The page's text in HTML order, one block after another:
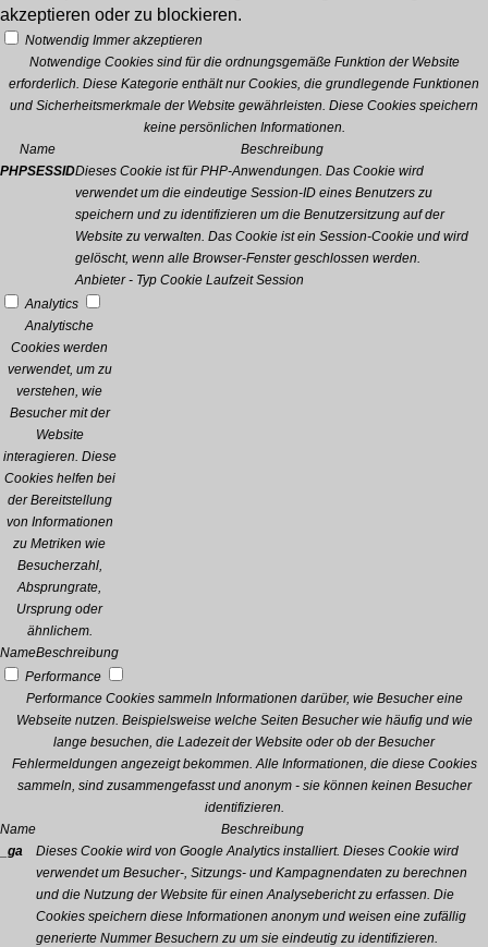
akzeptieren oder zu blockieren.
Notwendig Immer akzeptieren
Notwendige Cookies sind für die ordnungsgemäße Funktion der Website
erforderlich. Diese Kategorie enthält nur Cookies, die grundlegende Funktionen
und Sicherheitsmerkmale der Website gewährleisten. Diese Cookies speichern
keine persönlichen Informationen.
Name
Beschreibung
PHPSESSIDDieses Cookie ist für PHP-Anwendungen. Das Cookie wird
verwendet um die eindeutige Session-ID eines Benutzers zu
speichern und zu identifizieren um die Benutzersitzung auf der
Website zu verwalten. Das Cookie ist ein Session-Cookie und wird
gelöscht, wenn alle Browser-Fenster geschlossen werden.
Anbieter - Typ Cookie Laufzeit Session
Analytics
Analytische
Cookies werden
verwendet, um zu
verstehen, wie
Besucher mit der
Website
interagieren. Diese
Cookies helfen bei
der Bereitstellung
von Informationen
zu Metriken wie
Besucherzahl,
Absprungrate,
Ursprung oder
ähnlichem.
NameBeschreibung
Performance
Performance Cookies sammeln Informationen darüber, wie Besucher eine
Webseite nutzen. Beispielsweise welche Seiten Besucher wie häufig und wie
lange besuchen, die Ladezeit der Website oder ob der Besucher
Fehlermeldungen angezeigt bekommen. Alle Informationen, die diese Cookies
sammeln, sind zusammengefasst und anonym - sie können keinen Besucher
identifizieren.
Name
Beschreibung
_ga
Dieses Cookie wird von Google Analytics installiert. Dieses Cookie wird
verwendet um Besucher-, Sitzungs- und Kampagnendaten zu berechnen
und die Nutzung der Website für einen Analysebericht zu erfassen. Die
Cookies speichern diese Informationen anonym und weisen eine zufällig
generierte Nummer Besuchern zu um sie eindeutig zu identifizieren.